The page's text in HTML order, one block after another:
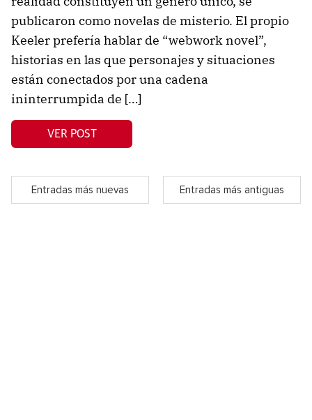
publicaron como novelas de misterio. El propio
Keeler prefería hablar de “webwork novel”,
historias en las que personajes y situaciones
están conectados por una cadena
ininterrumpida de […]
VER POST
Entradas más nuevas Entradas más antiguas